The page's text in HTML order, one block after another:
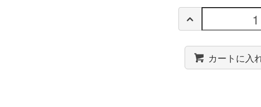
カートに入